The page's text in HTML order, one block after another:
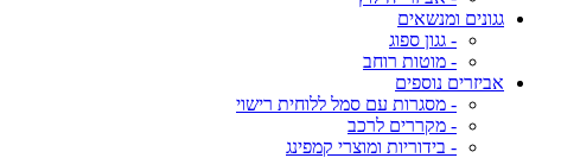
גגונים ומנשאים
- גגון ספוג
- מוטות רוחב
אביזרים נוספים
- מסגרות עם סמל ללוחית רישוי
- מקררים לרכב
- בידוריות ומוצרי קמפינג